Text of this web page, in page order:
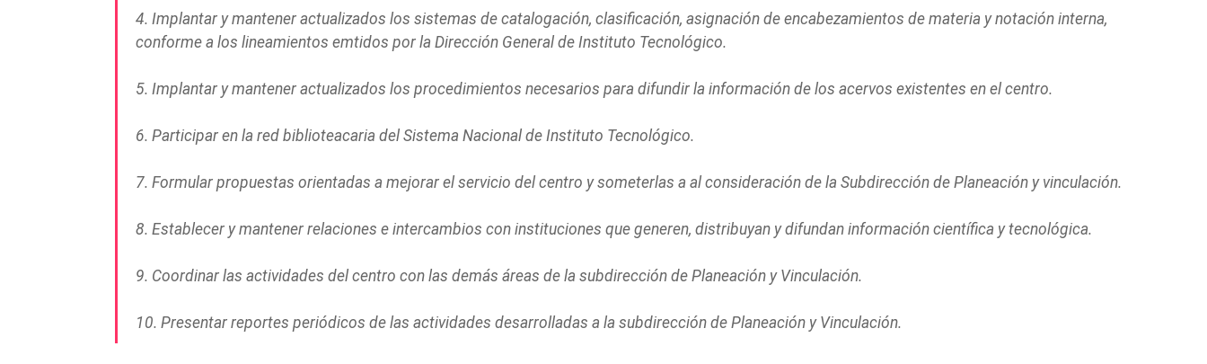
4. Implantar y mantener actualizados los sistemas de catalogación, clasificación, asignación de encabezamientos de materia y notación interna,
conforme a los lineamientos emtidos por la Dirección General de Instituto Tecnológico.
5. Implantar y mantener actualizados los procedimientos necesarios para difundir la información de los acervos existentes en el centro.
6. Participar en la red biblioteacaria del Sistema Nacional de Instituto Tecnológico.
7. Formular propuestas orientadas a mejorar el servicio del centro y someterlas a al consideración de la Subdirección de Planeación y vinculación.
8. Establecer y mantener relaciones e intercambios con instituciones que generen, distribuyan y difundan información científica y tecnológica.
9. Coordinar las actividades del centro con las demás áreas de la subdirección de Planeación y Vinculación.
10. Presentar reportes periódicos de las actividades desarrolladas a la subdirección de Planeación y Vinculación.